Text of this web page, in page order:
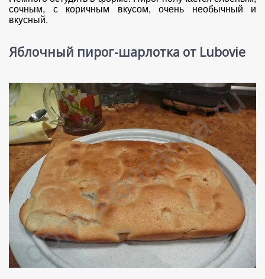
сочным, с коричным вкусом, очень необычный и
вкусный.
Яблочный пирог-шарлотка от Lubovie